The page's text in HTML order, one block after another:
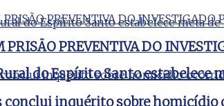
do Espírito Santo estabelece
PRISÃO PREVENTIVA DO
conclui inquérito sobre